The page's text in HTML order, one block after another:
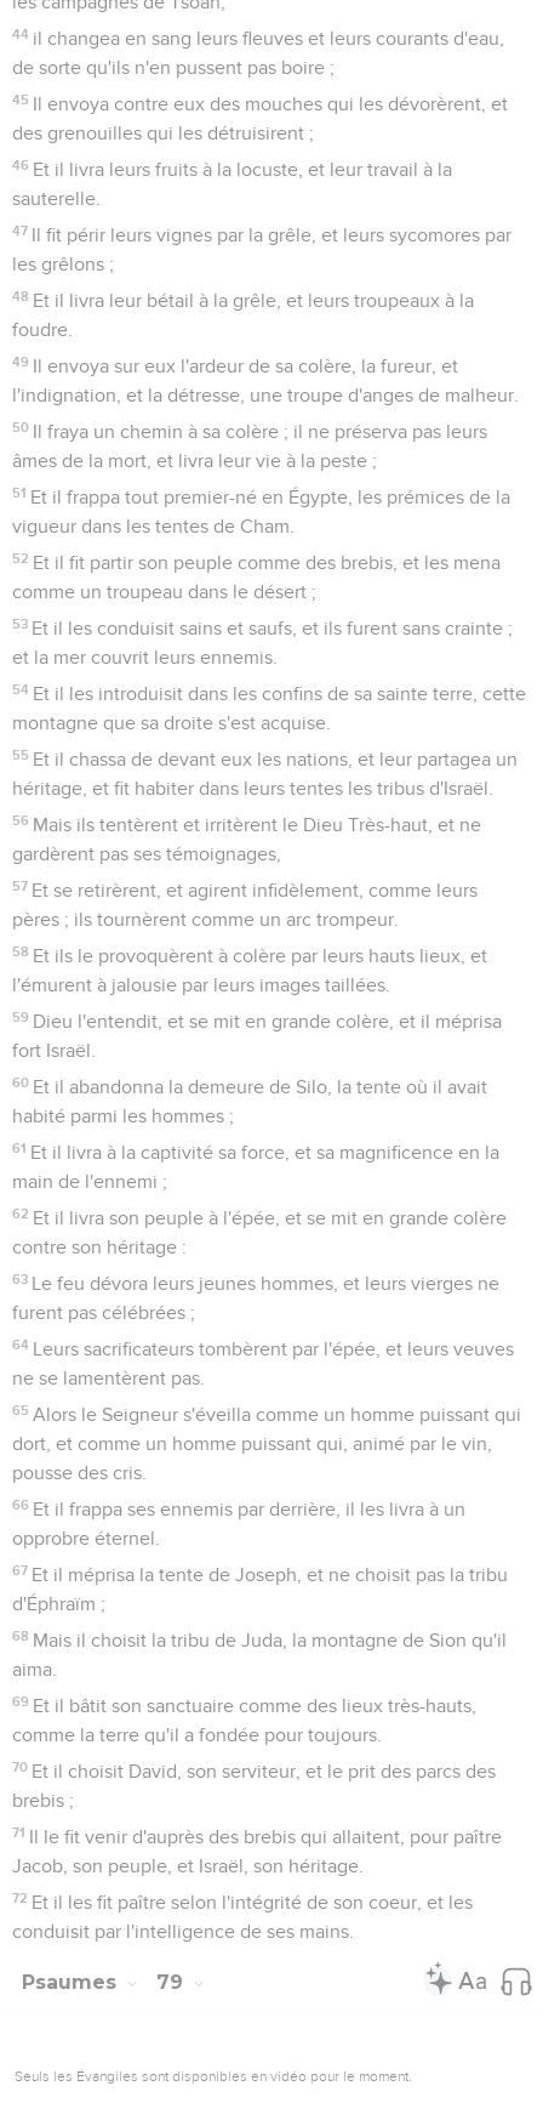
44 il changea en sang leurs fleuves et leurs courants d'eau,
de sorte qu'ils n'en pussent pas boire ;
45 Il envoya contre eux des mouches qui les dévorèrent, et
des grenouilles qui les détruisirent ;
46 Et il livra leurs fruits à la locuste, et leur travail à la
sauterelle.
47 Il fit périr leurs vignes par la grêle, et leurs sycomores par
les grêlons ;
48 Et il livra leur bétail à la grêle, et leurs troupeaux à la
foudre.
49 Il envoya sur eux l'ardeur de sa colère, la fureur, et
l'indignation, et la détresse, une troupe d'anges de malheur.
50 Il fraya un chemin à sa colère ; il ne préserva pas leurs
âmes de la mort, et livra leur vie à la peste ;
51 Et il frappa tout premier-né en Égypte, les prémices de la
vigueur dans les tentes de Cham.
52 Et il fit partir son peuple comme des brebis, et les mena
comme un troupeau dans le désert ;
53 Et il les conduisit sains et saufs, et ils furent sans crainte ;
et la mer couvrit leurs ennemis.
54 Et il les introduisit dans les confins de sa sainte terre, cette
montagne que sa droite s'est acquise.
55 Et il chassa de devant eux les nations, et leur partagea un
héritage, et fit habiter dans leurs tentes les tribus d'Israël.
56 Mais ils tentèrent et irritèrent le Dieu Très-haut, et ne
gardèrent pas ses témoignages,
57 Et se retirèrent, et agirent infidèlement, comme leurs
pères ; ils tournèrent comme un arc trompeur.
58 Et ils le provoquèrent à colère par leurs hauts lieux, et
l'émurent à jalousie par leurs images taillées.
59 Dieu l'entendit, et se mit en grande colère, et il méprisa
fort Israël.
60 Et il abandonna la demeure de Silo, la tente où il avait
habité parmi les hommes ;
61 Et il livra à la captivité sa force, et sa magnificence en la
main de l'ennemi ;
62 Et il livra son peuple à l'épée, et se mit en grande colère
contre son héritage :
63 Le feu dévora leurs jeunes hommes, et leurs vierges ne
furent pas célébrées ;
64 Leurs sacrificateurs tombèrent par l'épée, et leurs veuves
ne se lamentèrent pas.
65 Alors le Seigneur s'éveilla comme un homme puissant qui
dort, et comme un homme puissant qui, animé par le vin,
pousse des cris.
66 Et il frappa ses ennemis par derrière, il les livra à un
opprobre éternel.
67 Et il méprisa la tente de Joseph, et ne choisit pas la tribu
d'Éphraïm ;
68 Mais il choisit la tribu de Juda, la montagne de Sion qu'il
aima.
69 Et il bâtit son sanctuaire comme des lieux très-hauts,
comme la terre qu'il a fondée pour toujours.
70 Et il choisit David, son serviteur, et le prit des parcs des
brebis ;
71 Il le fit venir d'auprès des brebis qui allaitent, pour paître
Jacob, son peuple, et Israël, son héritage.
72 Et il les fit paître selon l'intégrité de son coeur, et les
conduisit par l'intelligence de ses mains.
Psaumes 79
Seuls les Évangiles sont disponibles en vidéo pour le moment.